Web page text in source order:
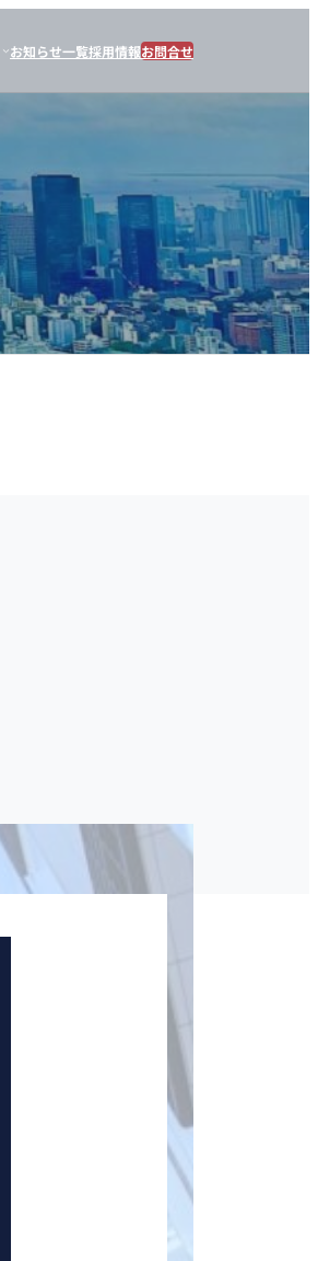
お知らせ一覧採用情報お問合せ